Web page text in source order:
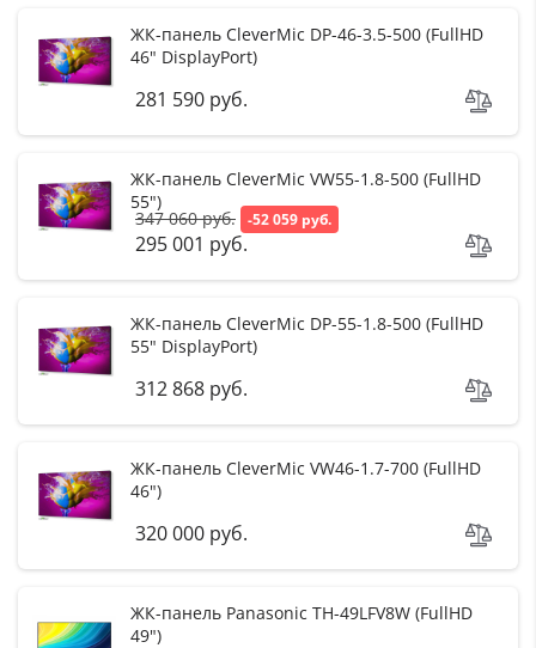
ЖК-панель CleverMic DP-46-3.5-500 (FullHD
46" DisplayPort)
281 590 руб.
ЖК-панель CleverMic VW55-1.8-500 (FullHD
55")
347 060 руб. -52 059 руб.
295 001 руб.
ЖК-панель CleverMic DP-55-1.8-500 (FullHD
55" DisplayPort)
312 868 руб.
ЖК-панель CleverMic VW46-1.7-700 (FullHD
46")
320 000 руб.
ЖК-панель Panasonic TH-49LFV8W (FullHD
49")